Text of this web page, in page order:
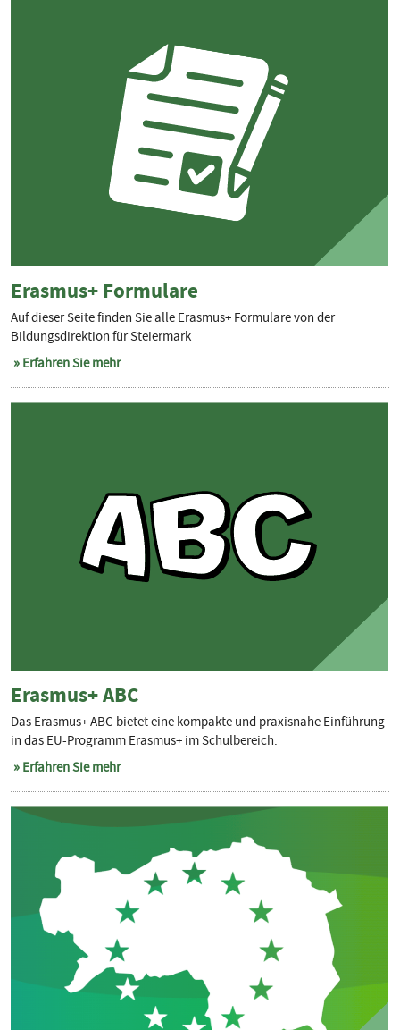
Erasmus+ Formulare
Auf dieser Seite finden Sie alle Erasmus+ Formulare von der
Bildungsdirektion für Steiermark
Erfahren Sie mehr
Erasmus+ ABC
Das Erasmus+ ABC bietet eine kompakte und praxisnahe Einführung
in das EU-Programm Erasmus+ im Schulbereich.
Erfahren Sie mehr